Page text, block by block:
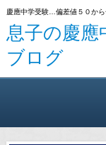
慶應中学受験…偏差値５０か
息子の慶
ブログ